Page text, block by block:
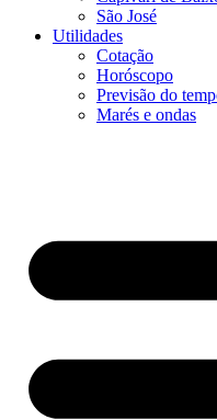
São José
Utilidades
Cotação
Horóscopo
Previsão do
Marés e ondas